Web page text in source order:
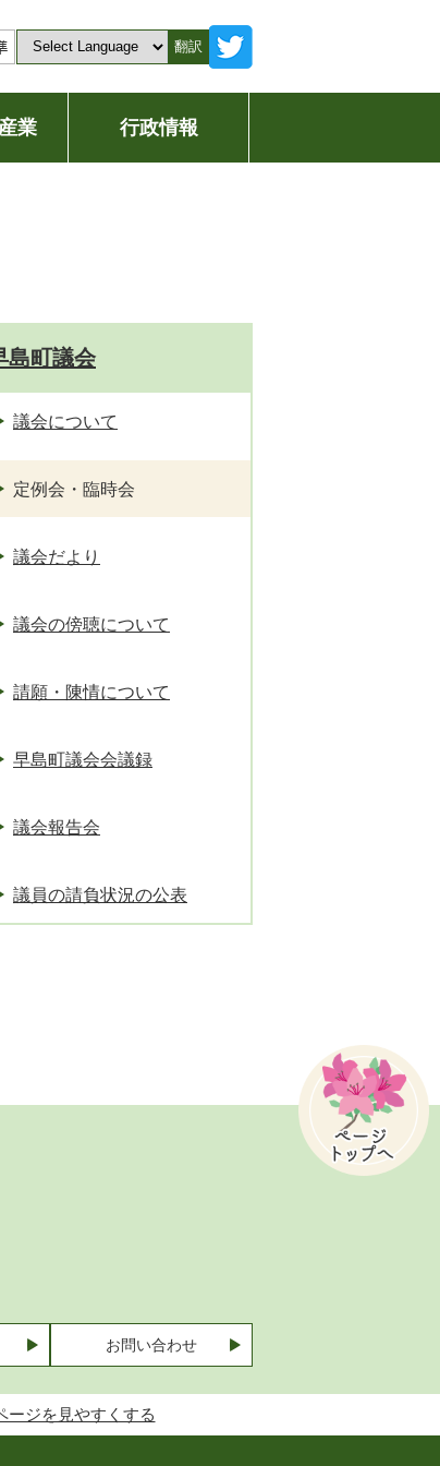
翻訳
業 行政情報
島町議会
議会について
定例会・臨時会
議会だより
議会の傍聴について
請願・陳情について
早島町議会会議録
議会報告会
議員の請負状況の公表
お問い合わせ
ージを見やすくする